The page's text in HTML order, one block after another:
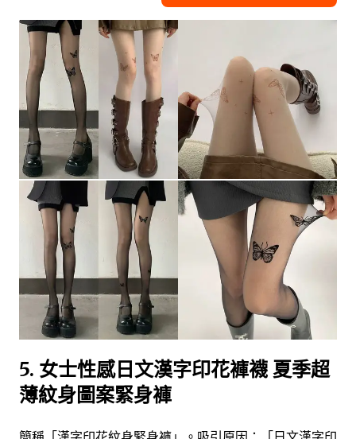
5. 女士性感日文漢字印花褲襪 夏季超
薄紋身圖案緊身褲